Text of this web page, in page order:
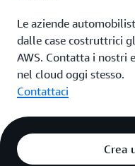
Le aziende
dalle case costruttrici
AWS. Contatta i nostri
nel cloud oggi stesso.
Contattaci
Crea